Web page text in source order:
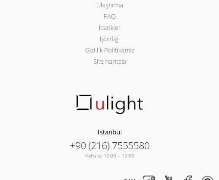
Ulaştırma
FAQ
Icerikler
İşbirliği
Gizlilik Politikamız
Site haritası
Istanbul
+90 (216) 7555580
Hafta içi 10:00 – 19:00